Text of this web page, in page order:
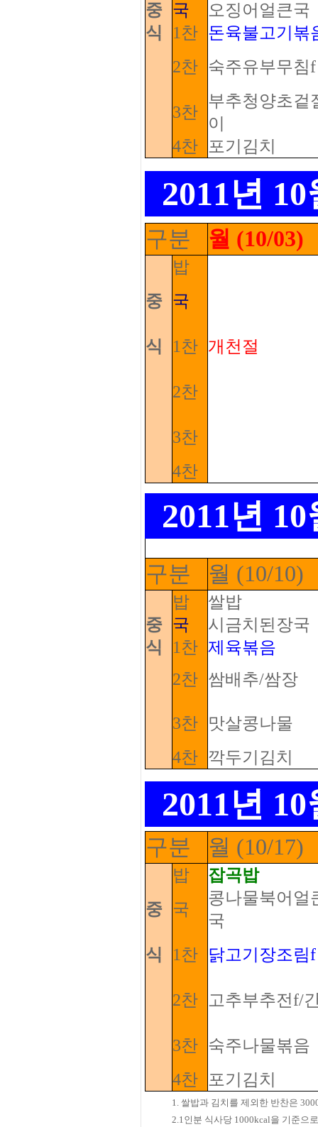
중 국
오징어얼큰국
식
1찬 돈육불고기볶
2찬 숙주유부무침f
3찬
부추청양초겉
이
4찬
포기김치
2011년
구분 월 (10/03)
밥
중 국
식 1찬 개천절
2찬
3찬
4찬
2011년
구분 월 (10/10)
밥
쌀밥
중 국
시금치된장국
식
1찬 제육볶음
2찬 쌈배추/쌈장
3찬
맛살콩나물
4찬 깍두기김치
2011년
구분 월 (10/17)
밥
잡곡밥
중 국
콩나물북어얼
국
식
1찬 닭고기장조림f
2찬 고추부추전f/
3찬 숙주나물볶음
4찬
포기김치
1. 쌀밥과 김치를 제외한 반찬은
2.1인분 식사당 1000kcal을 기준으